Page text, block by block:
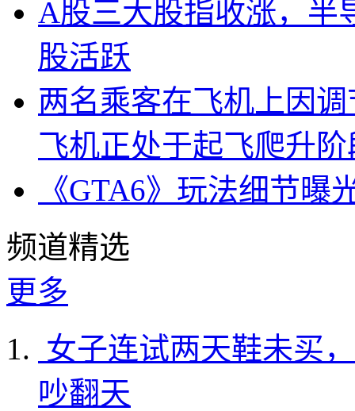
A股三大股指收涨，半
股活跃
两名乘客在飞机上因
飞机正处于起飞爬升阶
《GTA6》玩法细节
频道精选
更多
女子连试两天鞋未买
吵翻天